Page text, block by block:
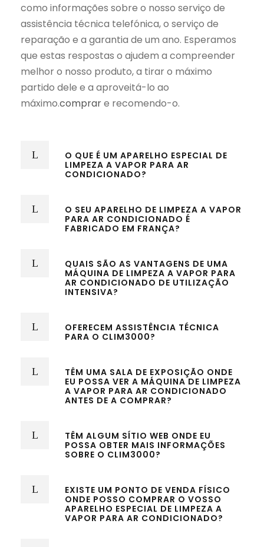
como informações sobre o nosso serviço de
assistência técnica telefónica, o serviço de
reparação e a garantia de um ano. Esperamos
que estas respostas o ajudem a compreender
melhor o nosso produto, a tirar o máximo
partido dele e a aproveitá-lo ao
máximo.comprare recomendo-o.
O QUE É UM APARELHO ESPECIAL DE
LIMPEZA A VAPOR PARA AR
CONDICIONADO?
O SEU APARELHO DE LIMPEZA A VAPOR
PARA AR CONDICIONADO É
FABRICADO EM FRANÇA?
QUAIS SÃO AS VANTAGENS DE UMA
MÁQUINA DE LIMPEZA A VAPOR PARA
AR CONDICIONADO DE UTILIZAÇÃO
INTENSIVA?
OFERECEM ASSISTÊNCIA TÉCNICA
PARA O CLIM3000?
TÊM UMA SALA DE EXPOSIÇÃO ONDE
EU POSSA VER A MÁQUINA DE LIMPEZA
A VAPOR PARA AR CONDICIONADO
ANTES DE A COMPRAR?
TÊM ALGUM SÍTIO WEB ONDE EU
POSSA OBTER MAIS INFORMAÇÕES
SOBRE O CLIM3000?
EXISTE UM PONTO DE VENDA FÍSICO
ONDE POSSO COMPRAR O VOSSO
APARELHO ESPECIAL DE LIMPEZA A
VAPOR PARA AR CONDICIONADO?